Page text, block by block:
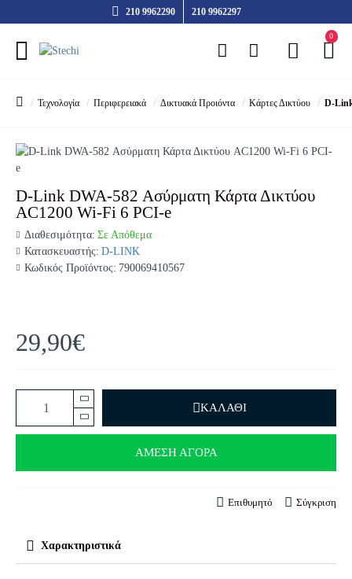
210 9962290 210 9962297
0
Τεχνολογία Περιφερειακά Δικτυακά Προιόντα Κάρτες Δικτύου D-
D-Link DWA-582 Ασύρματη Κάρτα Δικτύου
AC1200 Wi-Fi 6 PCI-e
Διαθεσιμότητα: Σε Απόθεμα
Κατασκευαστής: D-LINK
Κωδικός Προϊόντος: 790069410567
29,90€
ΚΑΛΆΘΙ
ΆΜΕΣΗ ΑΓΟΡΆ
Επιθυμητό Σύγκριση
Χαρακτηριστικά